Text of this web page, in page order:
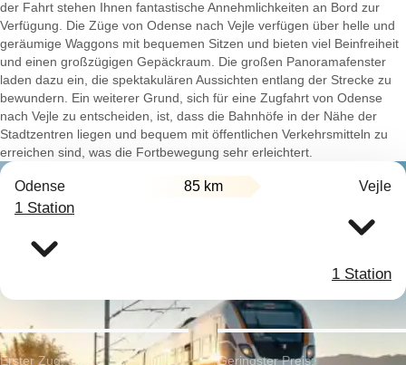
der Fahrt stehen Ihnen fantastische Annehmlichkeiten an Bord zur
Verfügung. Die Züge von Odense nach Vejle verfügen über helle und
geräumige Waggons mit bequemen Sitzen und bieten viel Beinfreiheit
und einen großzügigen Gepäckraum. Die großen Panoramafenster
laden dazu ein, die spektakulären Aussichten entlang der Strecke zu
bewundern. Ein weiterer Grund, sich für eine Zugfahrt von Odense
nach Vejle zu entscheiden, ist, dass die Bahnhöfe in der Nähe der
Stadtzentren liegen und bequem mit öffentlichen Verkehrsmitteln zu
erreichen sind, was die Fortbewegung sehr erleichtert.
Odense 85 km Vejle
1 Station
1 Station
Erster Zug: Geringster Preis: